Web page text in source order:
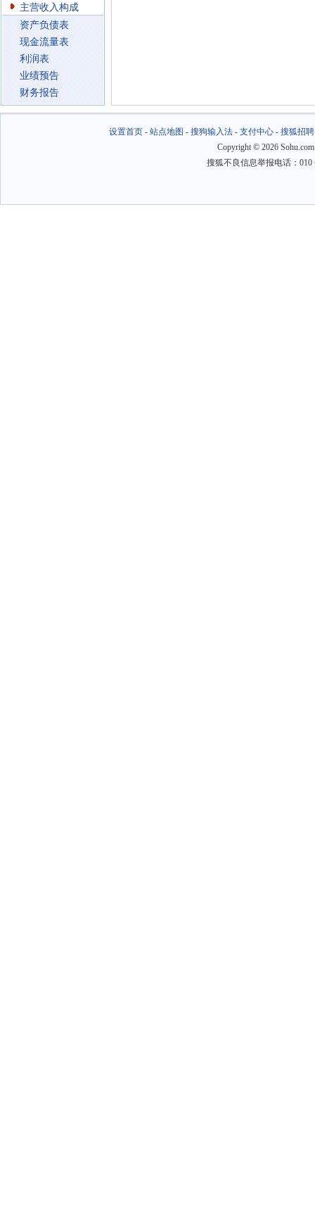
主营收入构成
资产负债表
现金流量表
利润表
业绩预告
财务报告
设置首页- 站点地图 - 搜狗输入法- 支付中心- 搜狐招聘
Copyright © 2026
搜狐不良信息举报电话：010